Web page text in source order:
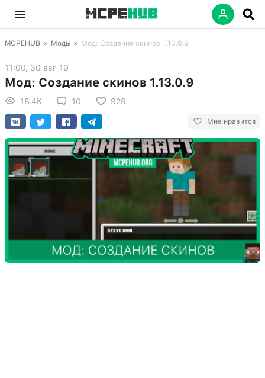
MCPEHUB » Моды » Мод: Создание скинов 1.13.0.9
11:00, 30 авг 19
Мод: Создание скинов 1.13.0.9
18.4K 10 929
Мне нравится